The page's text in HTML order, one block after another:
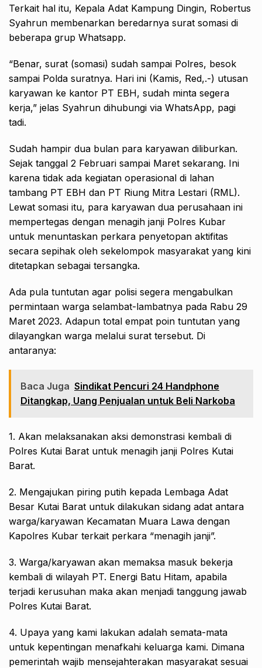
Terkait hal itu, Kepala Adat Kampung Dingin, Robertus
Syahrun membenarkan beredarnya surat somasi di
beberapa grup Whatsapp.
“Benar, surat (somasi) sudah sampai Polres, besok
sampai Polda suratnya. Hari ini (Kamis, Red,.-) utusan
karyawan ke kantor PT EBH, sudah minta segera
kerja,” jelas Syahrun dihubungi via WhatsApp, pagi
tadi.
Sudah hampir dua bulan para karyawan diliburkan.
Sejak tanggal 2 Februari sampai Maret sekarang. Ini
karena tidak ada kegiatan operasional di lahan
tambang PT EBH dan PT Riung Mitra Lestari (RML).
Lewat somasi itu, para karyawan dua perusahaan ini
mempertegas dengan menagih janji Polres Kubar
untuk menuntaskan perkara penyetopan aktifitas
secara sepihak oleh sekelompok masyarakat yang kini
ditetapkan sebagai tersangka.
Ada pula tuntutan agar polisi segera mengabulkan
permintaan warga selambat-lambatnya pada Rabu 29
Maret 2023. Adapun total empat poin tuntutan yang
dilayangkan warga melalui surat tersebut. Di
antaranya:
Baca Juga Sindikat Pencuri 24 Handphone
Ditangkap, Uang Penjualan untuk Beli Narkoba
1. Akan melaksanakan aksi demonstrasi kembali di
Polres Kutai Barat untuk menagih janji Polres Kutai
Barat.
2. Mengajukan piring putih kepada Lembaga Adat
Besar Kutai Barat untuk dilakukan sidang adat antara
warga/karyawan Kecamatan Muara Lawa dengan
Kapolres Kubar terkait perkara “menagih janji”.
3. Warga/karyawan akan memaksa masuk bekerja
kembali di wilayah PT. Energi Batu Hitam, apabila
terjadi kerusuhan maka akan menjadi tanggung jawab
Polres Kutai Barat.
4. Upaya yang kami lakukan adalah semata-mata
untuk kepentingan menafkahi keluarga kami. Dimana
pemerintah wajib mensejahterakan masyarakat sesuai